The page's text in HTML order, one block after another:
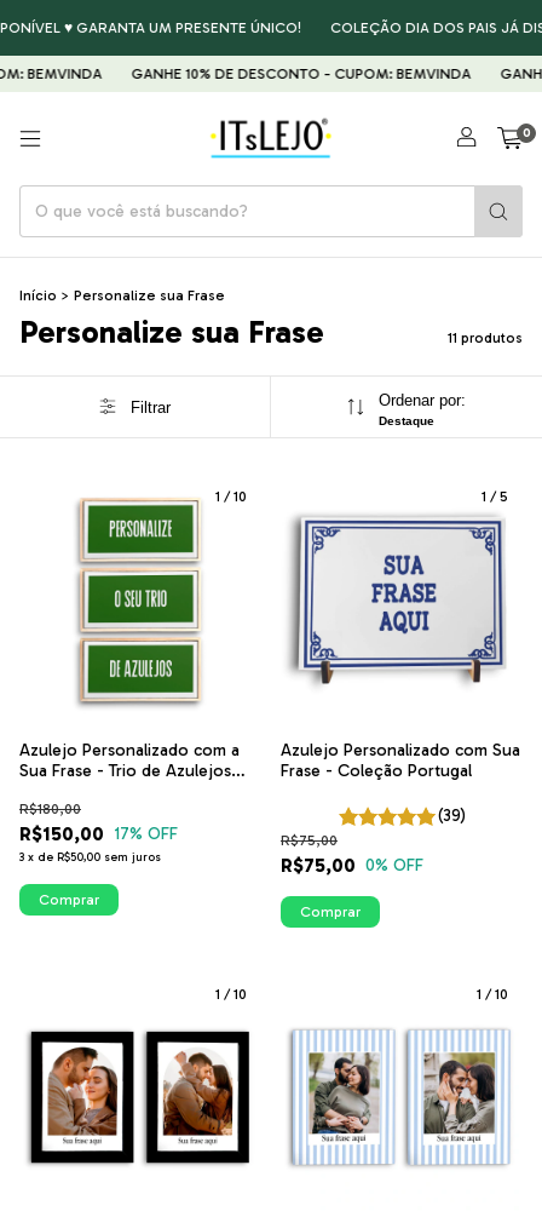
♥ GARANTA UM PRESENTE ÚNICO! COLEÇÃO DIA DOS PAIS JÁ
BEMVINDA GANHE 10% DE DESCONTO - CUPOM: BEMVINDA
0
Início > Personalize sua Frase
Personalize sua Frase 11 produtos
Filtrar Ordenar por:
Destaque
1 /10
Azulejo Personalizado com a
Sua Frase - Trio de Azulejos
R$150,00
R$180,00
17% OFF
3 x de R$50,00 sem juros
Comprar
1 /5
Azulejo Personalizado com Sua
Frase - Coleção Portugal
(39)
R$75,00
R$75,00
0% OFF
Comprar
1 /10 1 /10